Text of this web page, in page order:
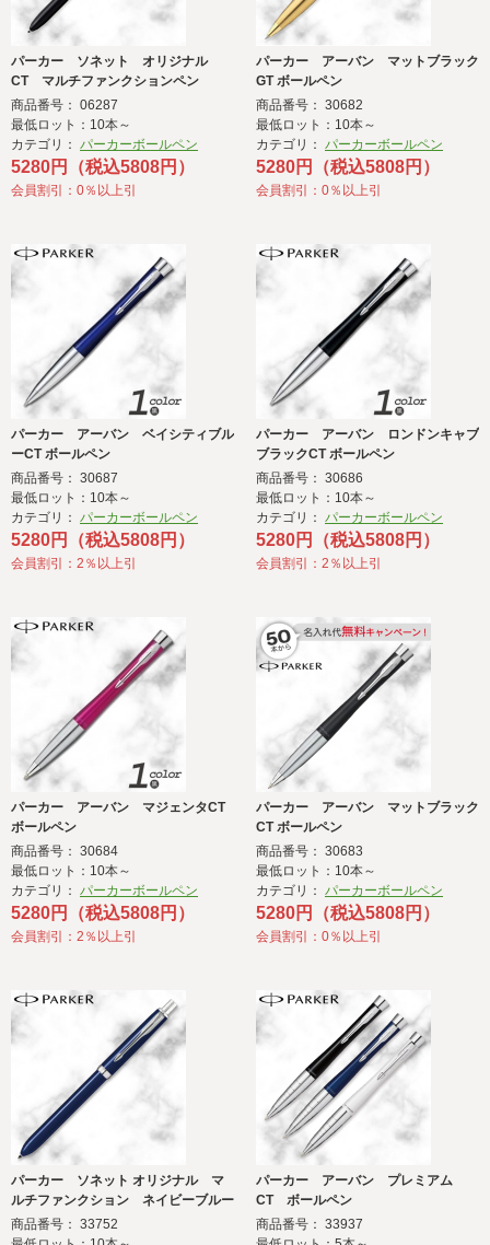
パーカー ソネット オリジナル
CT マルチファンクションペン
商品番号： 06287
最低ロット：10本～
カテゴリ： パーカーボールペン
5280円（税込5808円）
会員割引：0％以上引
パーカー アーバン マットブラック
GT ボールペン
商品番号： 30682
最低ロット：10本～
カテゴリ： パーカーボールペン
5280円（税込5808円）
会員割引：0％以上引
パーカー アーバン ベイシティブル
ーCT ボールペン
商品番号： 30687
最低ロット：10本～
カテゴリ： パーカーボールペン
5280円（税込5808円）
会員割引：2％以上引
パーカー アーバン ロンドンキャブ
ブラックCT ボールペン
商品番号： 30686
最低ロット：10本～
カテゴリ： パーカーボールペン
5280円（税込5808円）
会員割引：2％以上引
パーカー アーバン マジェンタCT
ボールペン
商品番号： 30684
最低ロット：10本～
カテゴリ： パーカーボールペン
5280円（税込5808円）
会員割引：2％以上引
パーカー アーバン マットブラック
CT ボールペン
商品番号： 30683
最低ロット：10本～
カテゴリ： パーカーボールペン
5280円（税込5808円）
会員割引：0％以上引
パーカー ソネット オリジナル マ
ルチファンクション ネイビーブルー
商品番号： 33752
パーカー アーバン プレミアム
CT ボールペン
商品番号： 33937